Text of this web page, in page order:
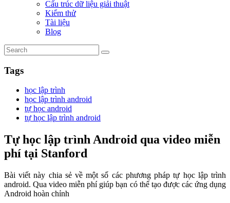
Cấu trúc dữ liệu giải thuật
Kiểm thử
Tài liệu
Blog
Tags
học lập trình
học lập trình android
tự học android
tự học lập trình android
Tự học lập trình Android qua video miễn
phí tại Stanford
Bài viết này chia sẻ về một số các phương pháp tự học lập trình
android. Qua video miễn phí giúp bạn có thể tạo được các ứng dụng
Android hoàn chỉnh